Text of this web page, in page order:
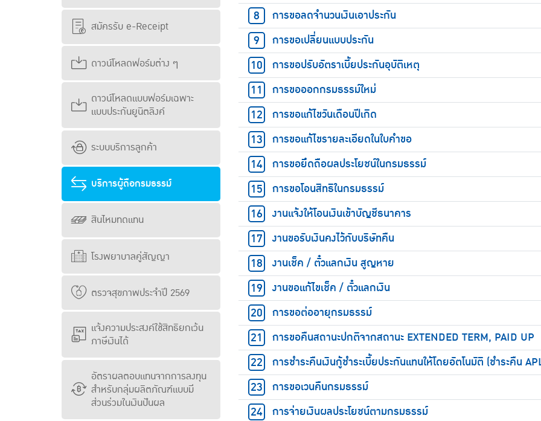
สมัครรับ e-Receipt
ดาวน์โหลดฟอร์มต่าง ๆ
ดาวน์โหลดแบบฟอร์มเฉพาะ
แบบประกันยูนิตลิงค์
ระบบบริการลูกค้า
บริการผู้ถือกรมธรรม์
สินไหมทดแทน
โรงพยาบาลคู่สัญญา
ตรวจสุขภาพประจำปี 2569
แจ้งความประสงค์ใช้สิทธิยกเว้น
ภาษีเงินได้
อัตราผลตอบแทนจากการลงทุน
สำหรับกลุ่มผลิตภัณฑ์แบบมี
ส่วนร่วมในเงินปันผล
การขอลดจำนวนเงินเอาประกัน
การขอเปลี่ยนแบบประกัน
การขอปรับอัตราเบี้ยประกันอุบัติเหตุ
การขอออกกรมธรรม์ใหม่
การขอแก้ไขวันเดือนปีเกิด
การขอแก้ไขรายละเอียดในใบคำขอ
การขอยึดถือผลประโยชน์ในกรมธรรม์
การขอโอนสิทธิในกรมธรรม์
งานแจ้งให้โอนเงินเข้าบัญชีธนาคาร
งานขอรับเงินคงไว้กับบริษัทคืน
งานเช็ค / ตั๋วแลกเงิน สูญหาย
งานขอแก้ไขเช็ค / ตั๋วแลกเงิน
การขอต่ออายุกรมธรรม์
การขอคืนสถานะปกติจากสถานะ EXTENDED TERM, PAID UP
การชำระคืนเงินกู้ชำระเบี้ยประกันแทนให้โดยอัตโนมัติ (ชำระคืน
การขอเวนคืนกรมธรรม์
การจ่ายเงินผลประโยชน์ตามกรมธรรม์